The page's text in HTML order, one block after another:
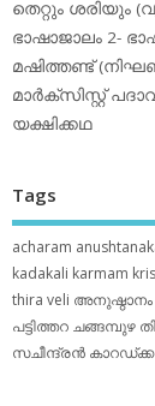
തെറ്റും ശരിയും
ഭാഷാജാലം 2-
മഷിത്തണ്ട്
മാര്‍ക്‌സിസ്റ്റ്
യക്ഷിക്കഥ
Tags
acharam
kadakali karmam
thira veli അനുഷ്ഠാനം
പട്ടിത്തറ ചങ്ങമ്പുഴ
സചീന്ദ്രന്‍ കാറഡ്ക്ക